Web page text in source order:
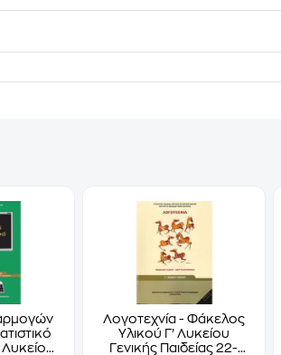
Λυκείου
Λογοτεχνία - Φάκελος
Υλικού Γ’ Λυκείου
Γενικής Παιδείας 22-